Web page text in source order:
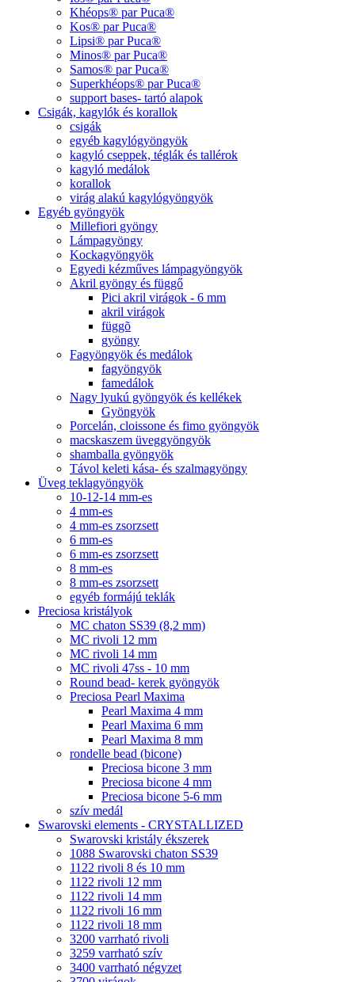
Khéops® par Puca®
Kos® par Puca®
Lipsi® par Puca®
Minos® par Puca®
Samos® par Puca®
Superkhéops® par Puca®
support bases- tartó alapok
Csigák, kagylók és korallok
csigák
egyéb kagylógyöngyök
kagyló cseppek, téglák és tallérok
kagyló medálok
korallok
virág alakú kagylógyöngyök
Egyéb gyöngyök
Millefiori gyöngy
Lámpagyöngy
Kockagyöngyök
Egyedi kézműves lámpagyöngyök
Akril gyöngy és függő
Pici akril virágok - 6 mm
akril virágok
függõ
gyöngy
Fagyöngyök és medálok
fagyöngyök
famedálok
Nagy lyukú gyöngyök és kellékek
Gyöngyök
Porcelán, cloissone és fimo gyöngyök
macskaszem üveggyöngyök
shamballa gyöngyök
Távol keleti kása- és szalmagyöngy
Üveg teklagyöngyök
10-12-14 mm-es
4 mm-es
4 mm-es zsorzsett
6 mm-es
6 mm-es zsorzsett
8 mm-es
8 mm-es zsorzsett
egyéb formájú teklák
Preciosa kristályok
MC chaton SS39 (8,2 mm)
MC rivoli 12 mm
MC rivoli 14 mm
MC rivoli 47ss - 10 mm
Round bead- kerek gyöngyök
Preciosa Pearl Maxima
Pearl Maxima 4 mm
Pearl Maxima 6 mm
Pearl Maxima 8 mm
rondelle bead (bicone)
Preciosa bicone 3 mm
Preciosa bicone 4 mm
Preciosa bicone 5-6 mm
szív medál
Swarovski elements - CRYSTALLIZED
Swarovski kristály ékszerek
1088 Swarovski chaton SS39
1122 rivoli 8 és 10 mm
1122 rivoli 12 mm
1122 rivoli 14 mm
1122 rivoli 16 mm
1122 rivoli 18 mm
3200 varrható rivoli
3259 varrható szív
3400 varrható négyzet